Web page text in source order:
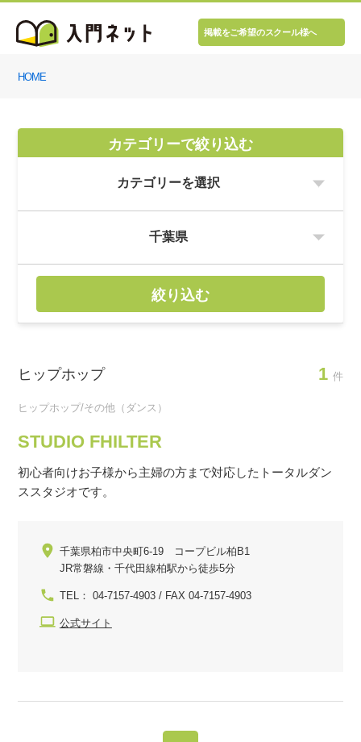
掲載をご希望のスクール様へ
HOME
カテゴリーで絞り込む
絞り込む
ヒップホップ 1 件
ヒップホップ/その他（ダンス）
STUDIO FHILTER
初心者向けお子様から主婦の方まで対応したトータルダン
ススタジオです。
千葉県柏市中央町6-19 コープビル柏B1
JR常磐線・千代田線柏駅から徒歩5分
TEL： 04-7157-4903 / FAX 04-7157-4903
公式サイト